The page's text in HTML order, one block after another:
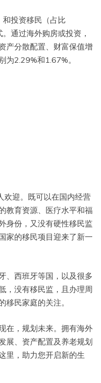
投资移民（占比
通过海外购房或投资，
产分散配置、财富保值增
为2.29%和1.67%。
欢迎。既可以在国内经营
教育资源、医疗水平和福
身份，又没有硬性移民监
家的移民项目迎来了新一
、西班牙等国，以及很多
，没有移民监，且办理周
移民家庭的关注。
在，规划未来。拥有海外
展、资产配置及养老规划
里，助力您开启新的生